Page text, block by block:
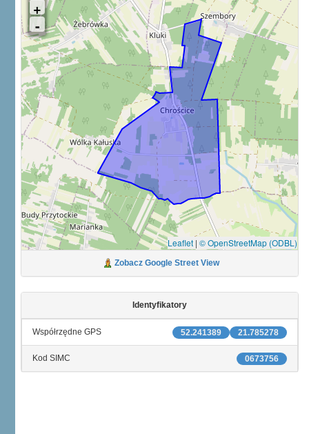
Leaflet | © OpenStreetMap (ODBL)
Zobacz Google Street View
Identyfikatory
21.785278
52.241389
Współrzędne GPS
0673756
Kod SIMC